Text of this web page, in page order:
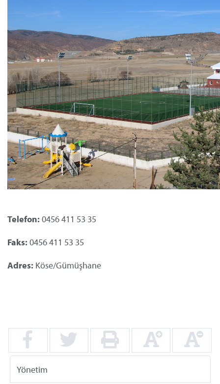
Telefon: 0456 411 53 35
Faks: 0456 411 53 35
Adres: Köse/Gümüşhane
Yönetim